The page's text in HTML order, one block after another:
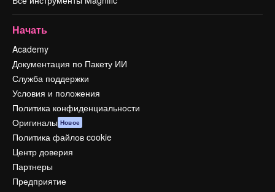
Начать
Academy
Документация по Пакету ИИ
Служба поддержки
Условия и положения
Политика конфиденциальности
Оригиналы Новое
Политика файлов cookie
Центр доверия
Партнеры
Предприятие